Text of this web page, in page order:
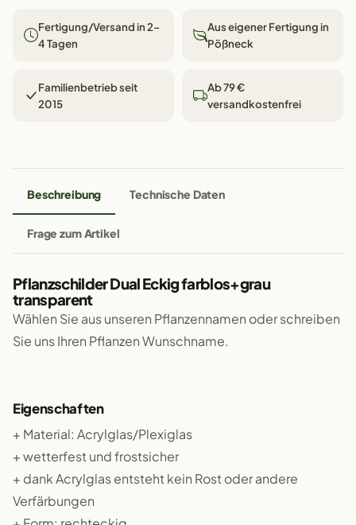
Fertigung/Versand in 2–
4 Tagen
Aus eigener Fertigung in
Pößneck
Familienbetrieb seit
2015
Ab 79 €
versandkostenfrei
Beschreibung Technische Daten
Frage zum Artikel
Pflanzschilder Dual Eckig farblos+grau
transparent
Wählen Sie aus unseren Pflanzennamen oder schreiben
Sie uns Ihren Pflanzen Wunschname.
Eigenschaften
+ Material: Acrylglas/Plexiglas
+ wetterfest und frostsicher
+ dank Acrylglas entsteht kein Rost oder andere
Verfärbungen